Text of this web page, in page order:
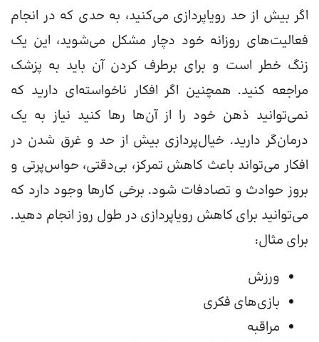
اگر بیش از حد رویاپردازی می‌کنید، به حدی که در انجام
فعالیت‌های روزانه خود دچار مشکل می‌شوید، این یک
زنگ خطر است و برای برطرف کردن آن باید به پزشک
مراجعه کنید. همچنین اگر افکار ناخواسته‌ای دارید که
نمی‌توانید ذهن خود را از آن‌ها رها کنید نیاز به یک
درمان‌گر دارید. خیال‌پردازی بیش از حد و غرق شدن در
افکار می‌تواند باعث کاهش تمرکز، بی‌دقتی، حواس‌پرتی و
بروز حوادث و تصادفات شود. برخی کارها وجود دارد که
می‌توانید برای کاهش رویاپردازی در طول روز انجام دهید.
برای مثال:
ورزش
بازی‌های فکری
مراقبه